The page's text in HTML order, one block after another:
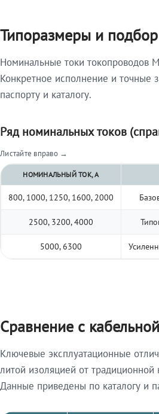
Типоразмеры и подбор
Номинальные токи токопроводов
Конкретное исполнение и точные
паспорту и каталогу.
Ряд номинальных токов
Листайте вправо →
НОМИНАЛЬНЫЙ ТОК, А
800, 1000, 1250, 1600, 2000
2500, 3200, 4000
5000, 6300
Сравнение с
Ключевые эксплуатационные
литой изоляцией от традиционной
Данные приведены по каталогу и